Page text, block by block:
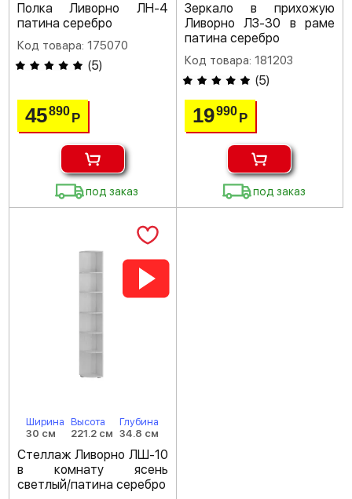
Полка Ливорно ЛН-4
патина серебро
Код товара: 175070
(5)
45890Р
под заказ
Зеркало в прихожую
Ливорно ЛЗ-30 в раме
патина серебро
Код товара: 181203
(5)
19990 Р
под заказ
Ширина
30 см
Высота
221.2 см
Глубина
34.8 см
Стеллаж Ливорно ЛШ-10
в комнату ясень
светлый/патина серебро